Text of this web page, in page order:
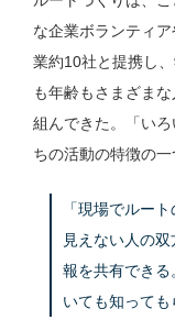
な企業ボランティ
業約10社と提携し
も年齢もさまざま
組んできた。「い
ちの活動の特徴の一
「現場でルー
見えない人の
報を共有でき
いても知っても